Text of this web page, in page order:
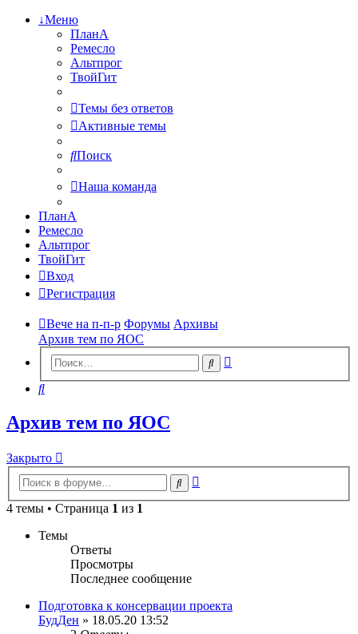
↓Меню
ПланА
Ремесло
Альтпрог
ТвойГит
Темы без ответов
Активные темы
Поиск
Наша команда
ПланА
Ремесло
Альтпрог
ТвойГит
Вход
Регистрация
Вече на п-п-р Форумы Архивы
Архив тем по ЯОС
Поиск
Поиск
Архив тем по ЯОС
Закрыто
Поиск
4 темы • Страница 1 из 1
Темы
Ответы
Просмотры
Последнее сообщение
Подготовка к консервации проекта
БудДен » 18.05.20 13:52